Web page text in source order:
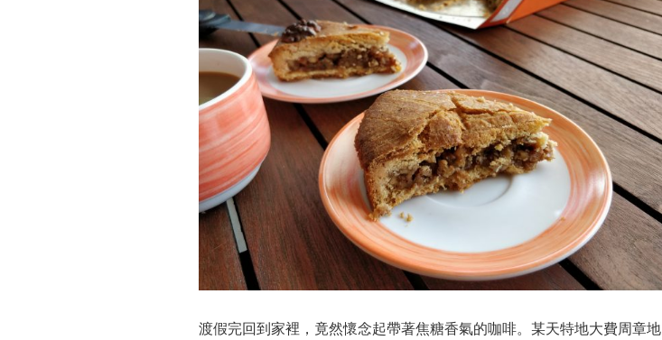
渡假完回到家裡，竟然懷念起帶著焦糖香氣的咖啡。某天特地大費周章地